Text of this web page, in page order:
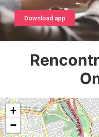
Download app
+
−